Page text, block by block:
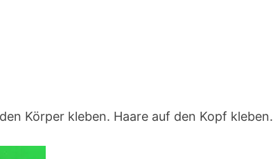
Körper kleben. Haare auf den Kopf kleben.